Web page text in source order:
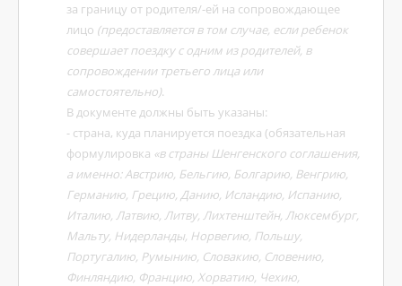
за границу от родителя/-ей на сопровождающее
лицо (предоставляется в том случае, если ребенок
совершает поездку с одним из родителей, в
сопровождении третьего лица или
самостоятельно).
В документе должны быть указаны:
- страна, куда планируется поездка (обязательная
формулировка «в страны Шенгенского соглашения,
а именно: Австрию, Бельгию, Болгарию, Венгрию,
Германию, Грецию, Данию, Исландию, Испанию,
Италию, Латвию, Литву, Лихтенштейн, Люксембург,
Мальту, Нидерланды, Норвегию, Польшу,
Португалию, Румынию, Словакию, Словению,
Финляндию, Францию, Хорватию, Чехию,